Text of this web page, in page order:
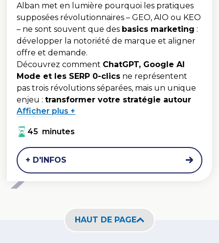
Alban met en lumière pourquoi les pratiques
supposées révolutionnaires – GEO, AIO ou KEO
– ne sont souvent que des basics marketing :
développer la notoriété de marque et aligner
offre et demande.
Découvrez comment ChatGPT, Google AI
Mode et les SERP 0-clics ne représentent
pas trois révolutions séparées, mais un unique
enjeu :transformer votre stratégie autour
de la synergie entre branding, SEO, Media,
business.
Afficher plus +
45 minutes
+ D'INFOS
HAUT DE PAGE